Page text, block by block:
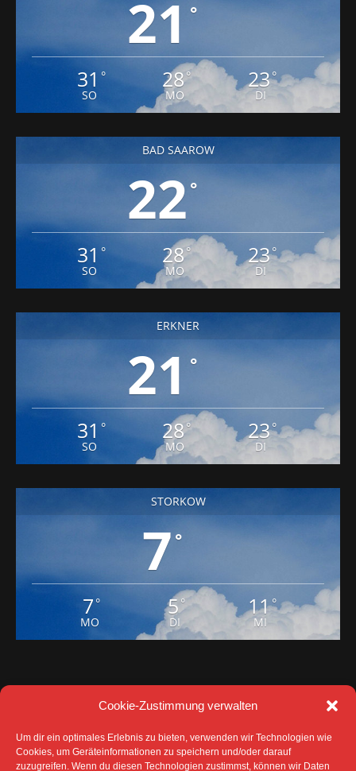
Cookie-Zustimmung verwalten
Um dir ein optimales Erlebnis zu bieten, verwenden wir Technologien wie
Cookies, um Geräteinformationen zu speichern und/oder darauf
zuzugreifen. Wenn du diesen Technologien zustimmst, können wir Daten
21 °
31 °
SO
28°
MO
23°
DI
BAD SAAROW
22 °
31 °
SO
28°
MO
23°
DI
ERKNER
21 °
31 °
SO
28°
MO
23°
DI
STORKOW
7°
7 °
MO
5°
DI
11°
MI